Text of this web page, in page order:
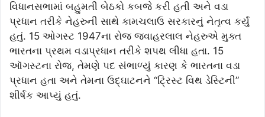
વિધાનસભામાં બહુમતી બેઠકો કબજે કરી હતી અને વડા
પ્રધાન તરીકે નેહરુની સાથે કામચલાઉ સરકારનું નેતૃત્વ કર્યું
હતું. 15 ઓગસ્ટ 1947ના રોજ જવાહરલાલ નેહરુએ મુક્ત
ભારતના પ્રથમ વડાપ્રધાન તરીકે શપથ લીધા હતા. 15
ઑગસ્ટના રોજ, તેમણે પદ સંભાળ્યું કારણ કે ભારતના વડા
પ્રધાન હતા અને તેમના ઉદ્ઘાટનને “ટ્રિસ્ટ વિથ ડેસ્ટિની”
શીર્ષક આપ્યું હતું.